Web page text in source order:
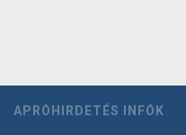
APRÓHIRDETÉS INFÓK